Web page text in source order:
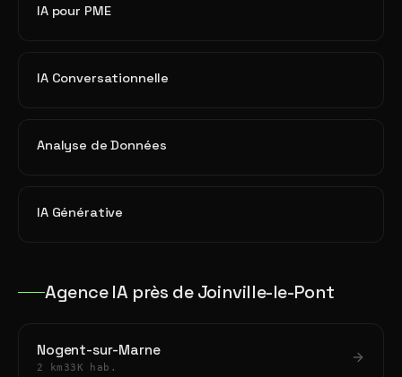
IA pour PME
IA Conversationnelle
Analyse de Données
IA Générative
Agence IA près de Joinville-le-Pont
Nogent-sur-Marne
2 km 33K hab.